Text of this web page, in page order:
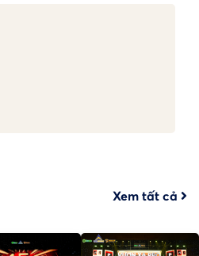
Xem tất cả